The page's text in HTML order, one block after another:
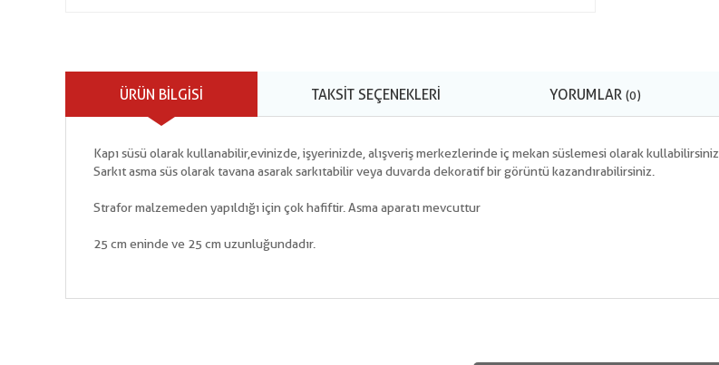
ÜRÜN BILGISI TAKSIT SEÇENEKLERI YORUMLAR (0)
Kapı süsü olarak kullanabilir,evinizde, işyerinizde, alışveriş merkezlerinde iç mekan süslemesi olarak kullabilirsiniz.
Sarkıt asma süs olarak tavana asarak sarkıtabilir veya duvarda dekoratif bir görüntü kazandırabilirsiniz.
Strafor malzemeden yapıldığı için çok hafiftir. Asma aparatı mevcuttur
25 cm eninde ve 25 cm uzunluğundadır.